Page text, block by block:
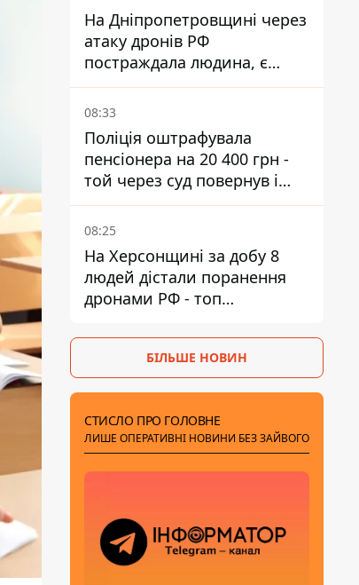
На Дніпропетровщині через
атаку дронів РФ
постраждала людина, є
пожежі та пошкодження
08:33
Поліція оштрафувала
пенсіонера на 20 400 грн -
той через суд повернув і
гроші, і отримав 3 тис. грн
моральної шкоди
08:25
На Херсонщині за добу 8
людей дістали поранення
дронами РФ - топ
БІЛЬШЕ НОВИН
СТИСЛО ПРО ГОЛОВНЕ
ЛИШЕ ОПЕРАТИВНІ НОВИНИ БЕЗ ЗАЙВОГО